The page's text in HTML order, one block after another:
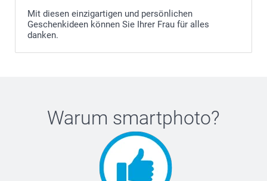
Mit diesen einzigartigen und persönlichen
Geschenkideen können Sie Ihrer Frau für alles
danken.
Warum smartphoto?